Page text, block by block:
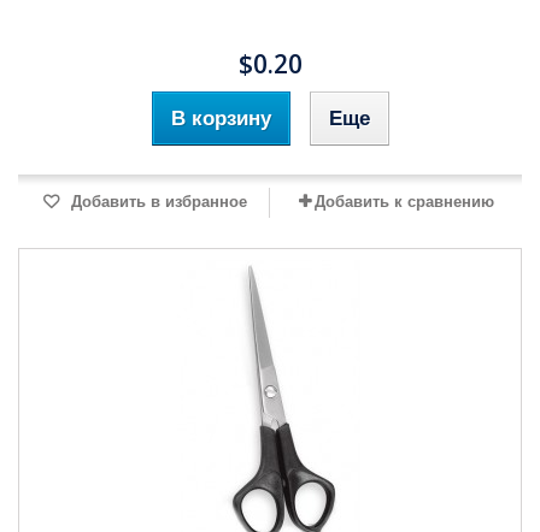
$0.20
В корзину Еще
Добавить в избранное Добавить к сравнению